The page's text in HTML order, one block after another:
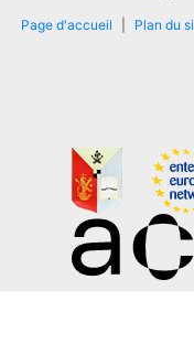
Page d'accueil Plan du